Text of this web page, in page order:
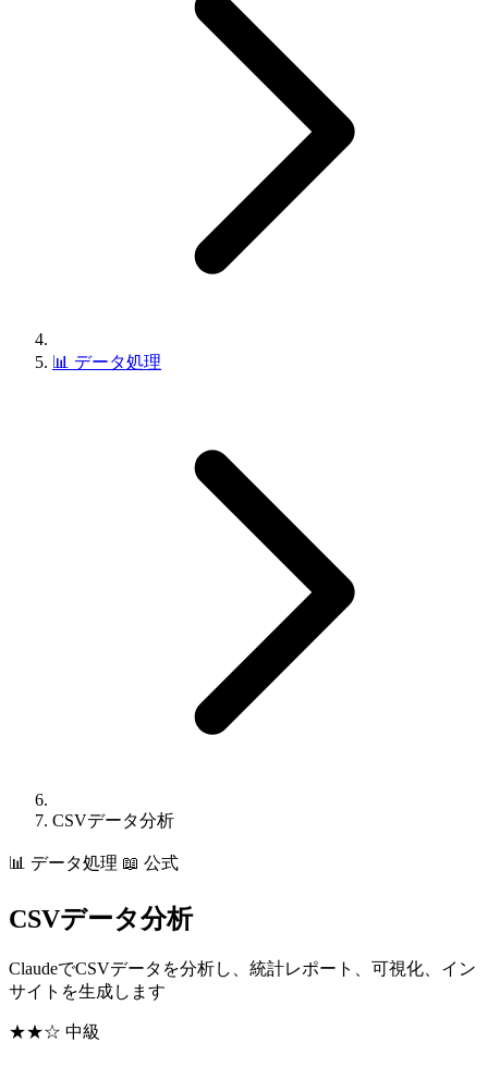
📊 データ処理
CSVデータ分析
📊 データ処理 📖 公式
CSVデータ分析
ClaudeでCSVデータを分析し、統計レポート、可視化、イン
サイトを生成します
★★☆ 中級